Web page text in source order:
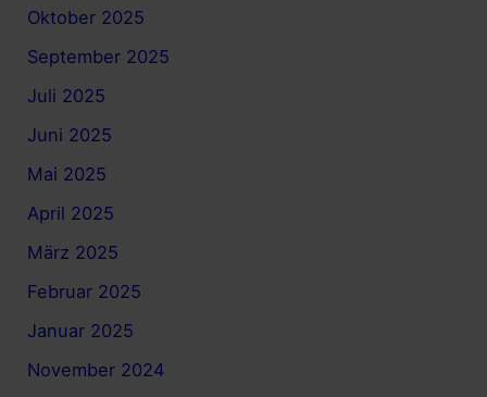
Oktober 2025
September 2025
Juli 2025
Juni 2025
Mai 2025
April 2025
März 2025
Februar 2025
Januar 2025
November 2024